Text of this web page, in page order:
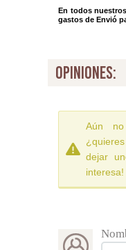
En todos
gastos de Envió
opiniones:
Aún no
dejar
interesa!